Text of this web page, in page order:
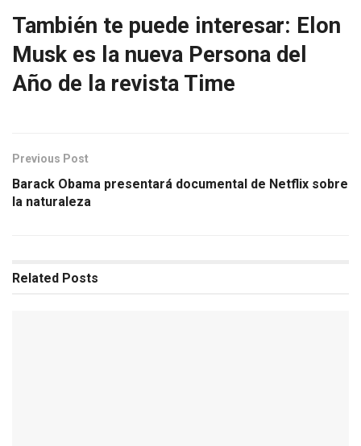
También te puede interesar: Elon
Musk es la nueva Persona del
Año de la revista Time
Previous Post
Barack Obama presentará documental de Netflix sobre
la naturaleza
Related Posts